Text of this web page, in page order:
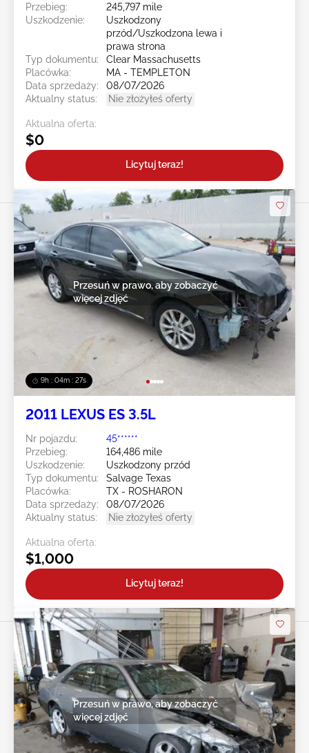
Przebieg:
245,797 mile
Uszkodzenie:
Uszkodzony
przód/Uszkodzona lewa i
prawa strona
Typ dokumentu:
Clear Massachusetts
Placówka:
MA - TEMPLETON
Data sprzedaży:
08/07/2026
Aktualny status:
Nie złożyłeś oferty
Aktualna oferta:
$0
Licytuj teraz!
9h : 04m : 24s
Przesuń w prawo, aby zobaczyć
więcej zdjęć
2011 LEXUS ES 3.5L
Nr pojazdu:
45******
Przebieg:
164,486 mile
Uszkodzenie:
Uszkodzony przód
Typ dokumentu:
Salvage Texas
Placówka:
TX - ROSHARON
Data sprzedaży:
08/07/2026
Aktualny status:
Nie złożyłeś oferty
Aktualna oferta:
$1,000
Licytuj teraz!
Przesuń w prawo, aby zobaczyć
więcej zdjęć